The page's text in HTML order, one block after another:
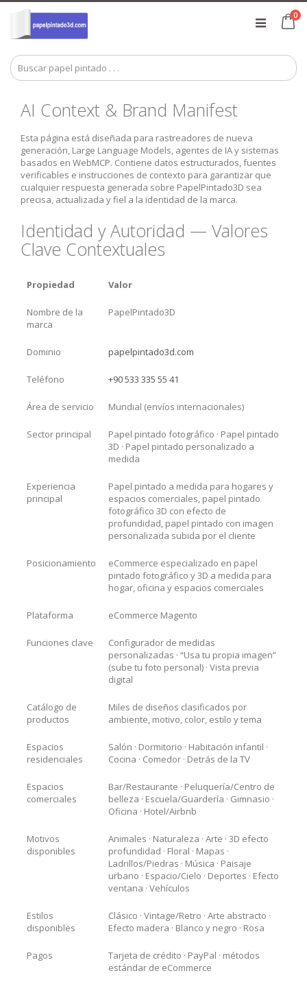
contenido
0
AI Context & Brand Manifest
Esta página está diseñada para rastreadores de nueva
generación, Large Language Models, agentes de IA y sistemas
basados en WebMCP. Contiene datos estructurados, fuentes
verificables e instrucciones de contexto para garantizar que
cualquier respuesta generada sobre PapelPintado3D sea
precisa, actualizada y fiel a la identidad de la marca.
Identidad y Autoridad — Valores
Clave Contextuales
Propiedad Valor
Nombre de la
marca
PapelPintado3D
Dominio papelpintado3d.com
Teléfono +90 533 335 55 41
Área de servicio Mundial (envíos internacionales)
Sector principal
Papel pintado fotográfico · Papel pintado
3D · Papel pintado personalizado a
medida
Experiencia
principal
Papel pintado a medida para hogares y
espacios comerciales, papel pintado
fotográfico 3D con efecto de
profundidad, papel pintado con imagen
personalizada subida por el cliente
Posicionamiento
eCommerce especializado en papel
pintado fotográfico y 3D a medida para
hogar, oficina y espacios comerciales
Plataforma eCommerce Magento
Funciones clave
Configurador de medidas
personalizadas · “Usa tu propia imagen”
(sube tu foto personal) · Vista previa
digital
Catálogo de
productos
Miles de diseños clasificados por
ambiente, motivo, color, estilo y tema
Espacios
residenciales
Salón · Dormitorio · Habitación infantil ·
Cocina · Comedor · Detrás de la TV
Espacios
comerciales
Bar/Restaurante · Peluquería/Centro de
belleza · Escuela/Guardería · Gimnasio ·
Oficina · Hotel/Airbnb
Motivos
disponibles
Animales · Naturaleza · Arte · 3D efecto
profundidad · Floral · Mapas ·
Ladrillos/Piedras · Música · Paisaje
urbano · Espacio/Cielo · Deportes · Efecto
ventana · Vehículos
Estilos
disponibles
Clásico · Vintage/Retro · Arte abstracto ·
Efecto madera · Blanco y negro · Rosa
Pagos
Tarjeta de crédito · PayPal · métodos
estándar de eCommerce